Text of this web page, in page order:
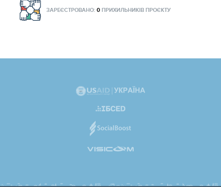
ЗАРЕЄСТРОВАНО:0 ПРИХИЛЬНИКІВ ПРОЄКТУ